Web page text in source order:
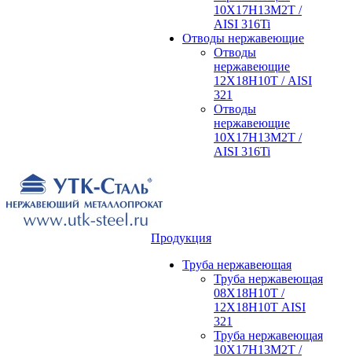
10Х17Н13М2Т /
AISI 316Ti
Отводы нержавеющие
Отводы
нержавеющие
12Х18Н10Т / AISI
321
Отводы
нержавеющие
10Х17Н13М2Т /
AISI 316Ti
Продукция
Труба нержавеющая
Труба нержавеющая
08Х18Н10Т /
12Х18Н10Т AISI
321
Труба нержавеющая
10Х17Н13М2Т /